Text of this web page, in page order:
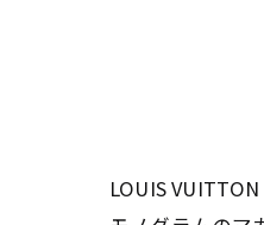
LOUIS